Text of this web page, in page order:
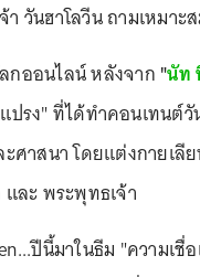
วันฮาโลวีน ถามเหมาะ
กออนไลน์ หลังจาก "นัท
รง" ที่ได้ทำคอนเทนต์วั
ศาสนา โดยแต่งกายเลี
ละ พระพุทธเจ้า
ปีนี้มาในธีม "ความเชื่